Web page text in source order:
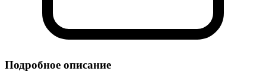
Подробное описание